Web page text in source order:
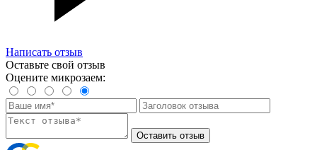
Написать отзыв
Оставьте свой отзыв
Оцените микрозаем:
Оставить отзыв